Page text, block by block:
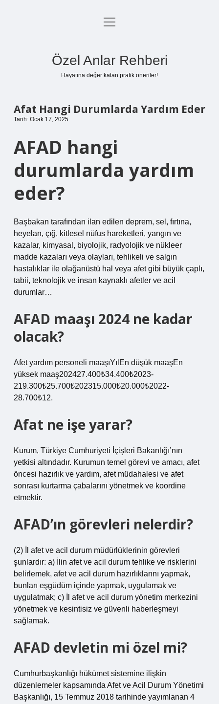
Anasayfa
menüyü
Özel Anlar Rehberi
Hayatına değer katan pratik öneriler!
Afat Hangi Durumlarda Yardım Eder
Tarih: Ocak 17, 2025
AFAD hangi
durumlarda yardım
eder?
Başbakan tarafından ilan edilen deprem, sel, fırtına,
heyelan, çığ, kitlesel nüfus hareketleri, yangın ve
kazalar, kimyasal, biyolojik, radyolojik ve nükleer
madde kazaları veya olayları, tehlikeli ve salgın
hastalıklar ile olağanüstü hal veya afet gibi büyük çaplı,
tabii, teknolojik ve insan kaynaklı afetler ve acil
durumlar…
AFAD maaşı 2024 ne kadar
olacak?
Afet yardım personeli maaşıYılEn düşük maaşEn
yüksek maaş202427.400₺34.400₺2023-
219.300₺25.700₺202315.000₺20.000₺2022-
28.700₺12.
Afat ne işe yarar?
Kurum, Türkiye Cumhuriyeti İçişleri Bakanlığı’nın
yetkisi altındadır. Kurumun temel görevi ve amacı, afet
öncesi hazırlık ve yardım, afet müdahalesi ve afet
sonrası kurtarma çabalarını yönetmek ve koordine
etmektir.
AFAD’ın görevleri nelerdir?
(2) İl afet ve acil durum müdürlüklerinin görevleri
şunlardır: a) İlin afet ve acil durum tehlike ve risklerini
belirlemek, afet ve acil durum hazırlıklarını yapmak,
bunları eşgüdüm içinde yapmak, uygulamak ve
uygulatmak; c) İl afet ve acil durum yönetim merkezini
yönetmek ve kesintisiz ve güvenli haberleşmeyi
sağlamak.
AFAD devletin mi özel mi?
Cumhurbaşkanlığı hükümet sistemine ilişkin
düzenlemeler kapsamında Afet ve Acil Durum Yönetimi
Başkanlığı, 15 Temmuz 2018 tarihinde yayımlanan 4